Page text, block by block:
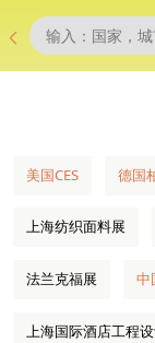
美国CES 德国
上海纺织面料展
法兰克福展 中
上海国际酒店工程